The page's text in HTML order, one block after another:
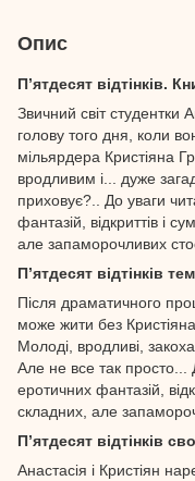
Опис
П’ятдесят відтінків.
Звичний світ студентки
голову того дня, коли
мільярдера Кристіяна
вродливим і... дуже
приховує?.. До уваги
фантазій, відкриттів і
але запаморочливих
П’ятдесят відтінків
Після драматичного
може жити без
Молоді, вродливі,
Але не все так просто...
еротичних фантазій,
складних, але
П’ятдесят відтінків
Анастасія і Кристіян